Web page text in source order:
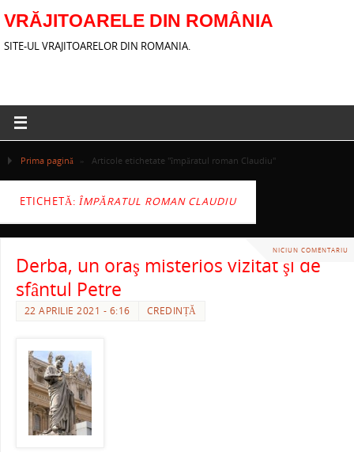
VRĂJITOARELE DIN ROMÂNIA
SITE-UL VRAJITOARELOR DIN ROMANIA.
Prima pagină » Articole etichetate "împăratul roman Claudiu"
ETICHETĂ: ÎMPĂRATUL ROMAN CLAUDIU
NICIUN COMENTARIU
Derba, un oraş misterios vizitat şi de
sfântul Petre
22 APRILIE 2021 - 6:16 CREDINȚĂ